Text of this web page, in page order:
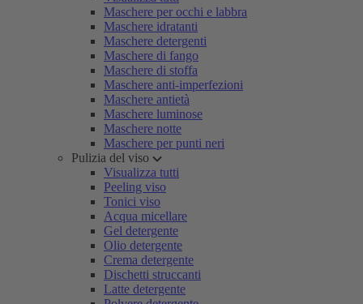
Maschere per occhi e labbra
Maschere idratanti
Maschere detergenti
Maschere di fango
Maschere di stoffa
Maschere anti-imperfezioni
Maschere antietà
Maschere luminose
Maschere notte
Maschere per punti neri
Pulizia del viso
Visualizza tutti
Peeling viso
Tonici viso
Acqua micellare
Gel detergente
Olio detergente
Crema detergente
Dischetti struccanti
Latte detergente